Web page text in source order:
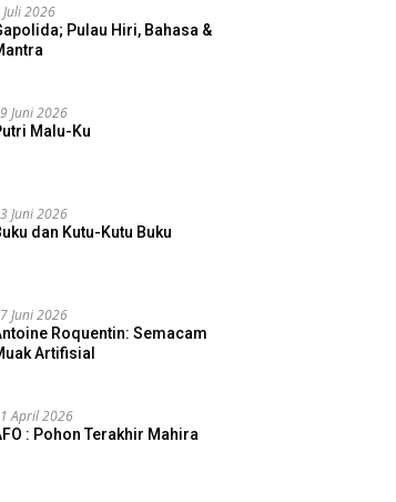
Juli 2026
Pulau Hiri, Bahasa &
Juni 2026
Malu-Ku
Juni 2026
dan Kutu-Kutu Buku
Juni 2026
Roquentin: Semacam
Artifisial
April 2026
: Pohon Terakhir Mahira